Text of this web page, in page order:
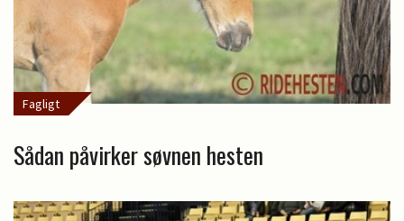
Fagligt
Sådan påvirker søvnen hesten